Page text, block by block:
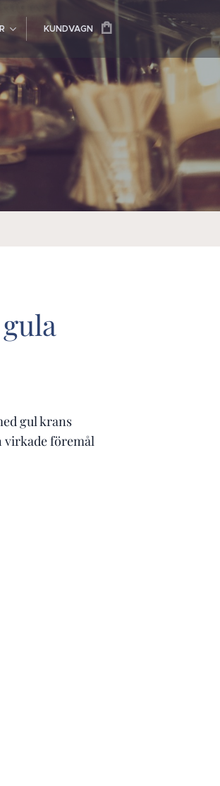
KUNDVAGN
gul krans
virkade föremål